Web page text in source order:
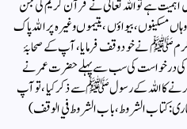
ہے تو اللہ تعالیٰ نے قرآن کریم کی جن
مسکینوں ، بیواؤں ، یتیموں وغیرہ پر اللہ پاک
ﷺ نے خود وقف فرمایا، آپ کے صحابۂ
کی سب سے پہلے حضرت عمر نے
کا اللہ کے رسول ﷺسے ذکر کیا، تو آپ
کتاب الشروط، باب الشروط في الوقف)